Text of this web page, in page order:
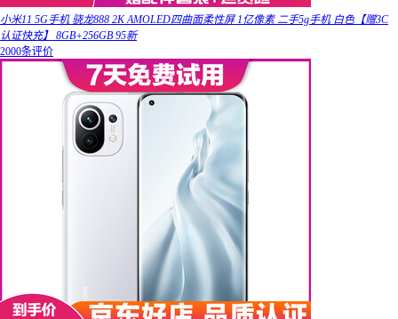
小米11 5G手机 骁龙888 2K AMOLED四曲面柔性屏 1亿像素 二手5g手机 白色【赠3C
认证快充】 8GB+256GB 95新
2000条评价